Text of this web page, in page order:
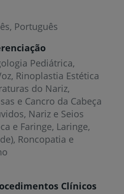
Português
Pediátrica,
Rinoplastia Estética
do Nariz,
e Cancro da Cabeça
Nariz e Seios
e Faringe, Laringe,
Roncopatia e
Clínicos